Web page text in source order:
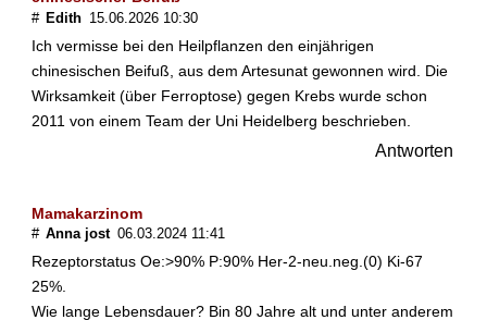
# Edith 15.06.2026 10:30
Ich vermisse bei den Heilpflanzen den einjährigen
chinesischen Beifuß, aus dem Artesunat gewonnen wird. Die
Wirksamkeit (über Ferroptose) gegen Krebs wurde schon
2011 von einem Team der Uni Heidelberg beschrieben.
Antworten
Mamakarzinom
# Anna jost 06.03.2024 11:41
Rezeptorstatus Oe:>90% P:90% Her-2-neu.neg.(0) Ki-67
25%.
Wie lange Lebensdauer? Bin 80 Jahre alt und unter anderem